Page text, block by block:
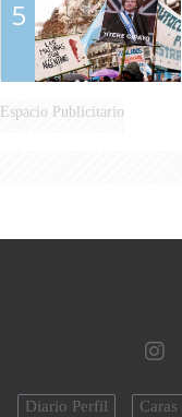
5
Espacio Publicitario
Diario Perfil Caras